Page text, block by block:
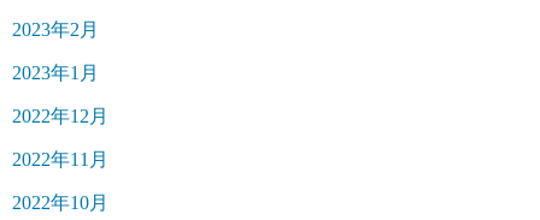
2023年2月
2023年1月
2022年12月
2022年11月
2022年10月